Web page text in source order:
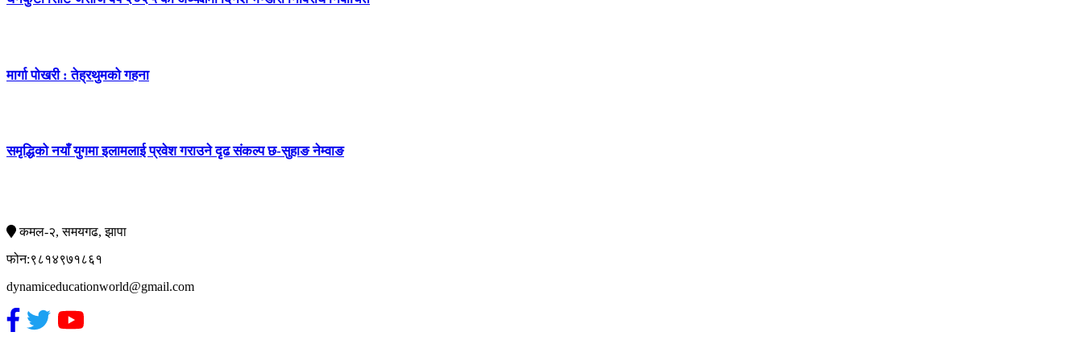
मार्गा पोखरी : तेह्रथुमको गहना
समृद्धिको नयाँ युगमा इलामलाई प्रवेश गराउने दृढ संकल्प छ-सुहाङ नेम्वाङ
कमल-२, समयगढ, झापा
फोन:९८१४९७१८६१
dynamiceducationworld@gmail.com